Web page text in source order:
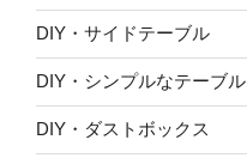
DIY・サイドテーブル
DIY・シンプルなテーブル
DIY・ダストボックス